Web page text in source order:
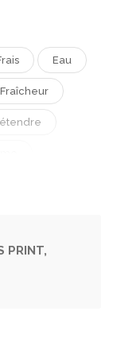
Eau
Fraîcheur
Était
PRINT,